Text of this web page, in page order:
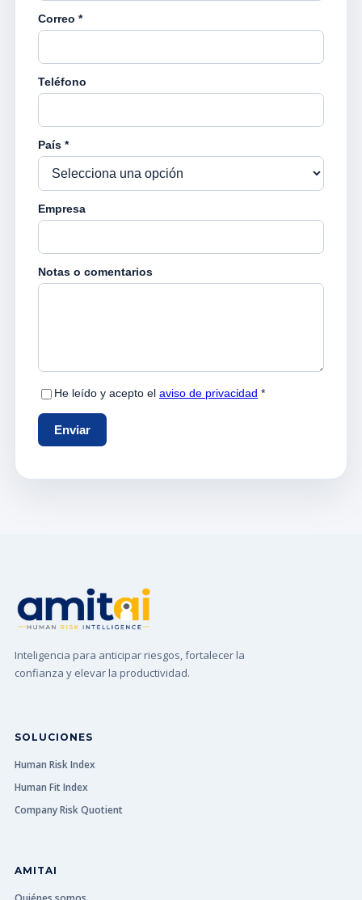
Inteligencia para anticipar riesgos, fortalecer la
confianza y elevar la productividad.
SOLUCIONES
Human Risk Index
Human Fit Index
Company Risk Quotient
AMITAI